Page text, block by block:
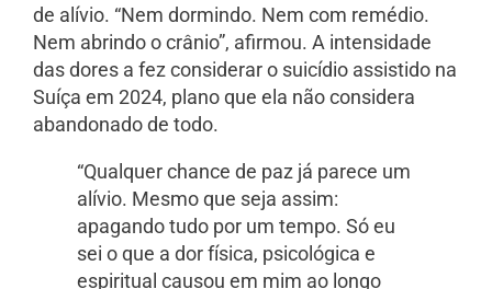
de alívio. “Nem dormindo. Nem com remédio.
Nem abrindo o crânio”, afirmou. A intensidade
das dores a fez considerar o suicídio assistido na
Suíça em 2024, plano que ela não considera
abandonado de todo.
“Qualquer chance de paz já parece um
alívio. Mesmo que seja assim:
apagando tudo por um tempo. Só eu
sei o que a dor física, psicológica e
espiritual causou em mim ao longo